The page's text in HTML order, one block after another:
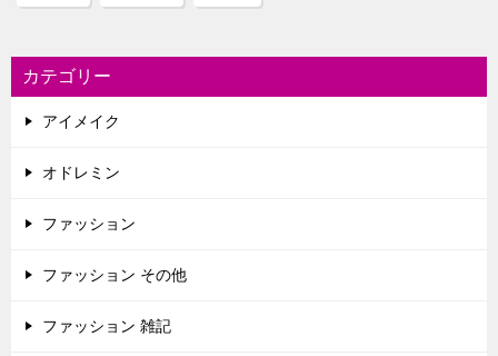
カテゴリー
アイメイク
オドレミン
ファッション
ファッション その他
ファッション 雑記